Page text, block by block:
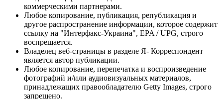
коммерческими партнерами.
Любое копирование, публикация, републикация и
другое распространение информации, которое содержит
ссылку на "Интерфакс-Украина", EPA / UPG, строго
воспрещается.
Владелец веб-страницы в разделе Я- Корреспондент
является автор публикации.
Любое копирование, перепечатка и воспроизведение
фотографий и/или аудиовизуальных материалов,
принадлежащих правообладателю Getty Images, строго
запрещено.